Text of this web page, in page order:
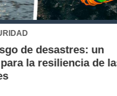
UC
Los 70 años de la
la UC: Conoce su
al desarrollo